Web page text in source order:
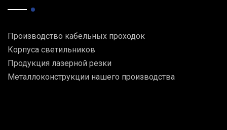
Производство кабельных проходок
Корпуса светильников
Продукция лазерной резки
Металлоконструкции нашего производства